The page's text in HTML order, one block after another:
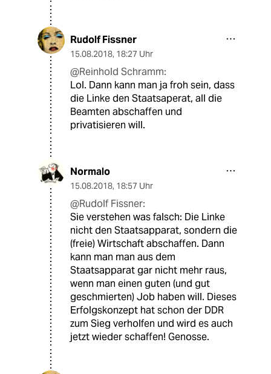
Rudolf Fissner
15.08.2018, 18:27 Uhr
@Reinhold Schramm:
Lol. Dann kann man ja froh sein, dass
die Linke den Staatsaperat, all die
Beamten abschaffen und
privatisieren will.
Normalo
15.08.2018, 18:57 Uhr
@Rudolf Fissner:
Sie verstehen was falsch: Die Linke
nicht den Staatsapparat, sondern die
(freie) Wirtschaft abschaffen. Dann
kann man man aus dem
Staatsapparat gar nicht mehr raus,
wenn man einen guten (und gut
geschmierten) Job haben will. Dieses
Erfolgskonzept hat schon der DDR
zum Sieg verholfen und wird es auch
jetzt wieder schaffen! Genosse.